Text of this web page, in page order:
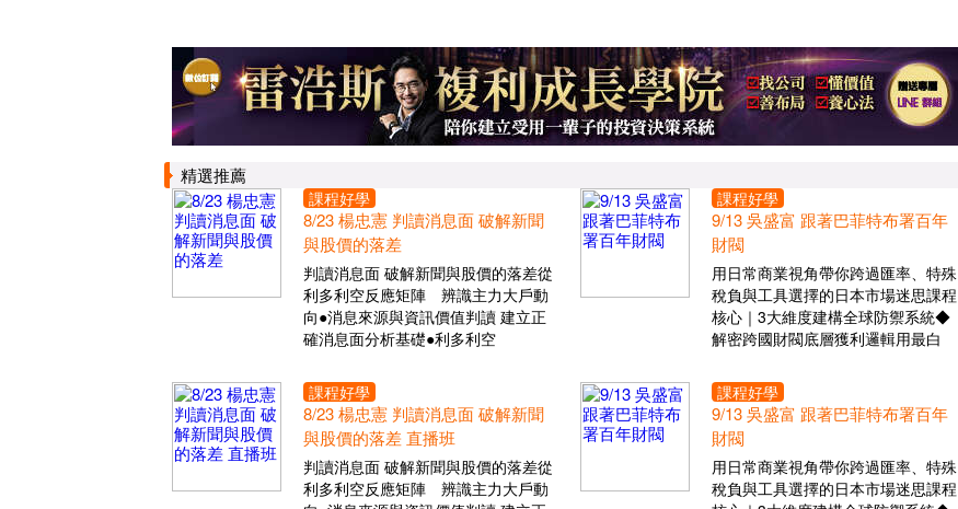
精選推薦
課程好學
8/23 楊忠憲 判讀消息面 破解新聞
與股價的落差
判讀消息面 破解新聞與股價的落差從
利多利空反應矩陣 辨識主力大戶動
向●消息來源與資訊價值判讀 建立正
確消息面分析基礎●利多利空
課程好學
9/13 吳盛富 跟著巴菲特布署百年
財閥
用日常商業視角帶你跨過匯率、特殊
稅負與工具選擇的日本市場迷思課程
核心｜3大維度建構全球防禦系統◆
解密跨國財閥底層獲利邏輯用最白
課程好學
8/23 楊忠憲 判讀消息面 破解新聞
與股價的落差 直播班
判讀消息面 破解新聞與股價的落差從
利多利空反應矩陣 辨識主力大戶動
課程好學
9/13 吳盛富 跟著巴菲特布署百年
財閥
用日常商業視角帶你跨過匯率、特殊
稅負與工具選擇的日本市場迷思課程